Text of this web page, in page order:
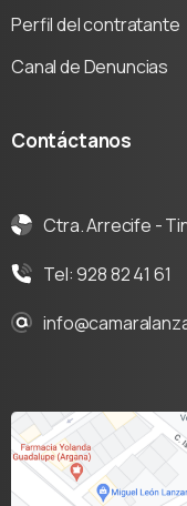
Perfil del contratante
Canal de Denuncias
Contáctanos
Ctra. Arrecife -
Tel: 928 82 41 61